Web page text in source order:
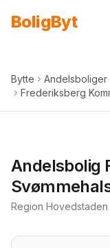
BoligByt
Bytte Andelsboliger
Frederiksberg
Andelsbolig
Region Hovedstaden